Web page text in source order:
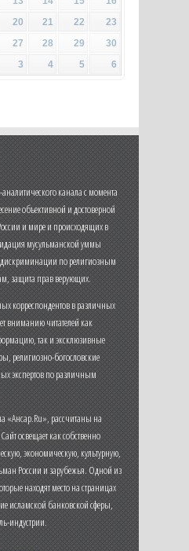
20 21 22
23
27 28 29
30
3 4 5 6
канала с момента
объективной и достоверной
и мире и происходящих в
мусульманской уммы
дискриминации по религиозным
защита прав верующих.
корреспондентов в различных
вниманию читателей как
так и эксклюзивные
религиозно-богословские
экспертов по различным
«Ансар.Ru», рассчитаны на
освещает как собственно
экономическую, культурную,
России и зарубежья. Одной из
находят место на страницах
исламской банковской сферы,
индустрии.